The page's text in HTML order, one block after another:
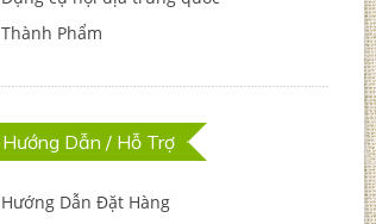
Thành Phẩm
Hướng Dẫn / Hỗ Trợ
Hướng Dẫn Đặt Hàng